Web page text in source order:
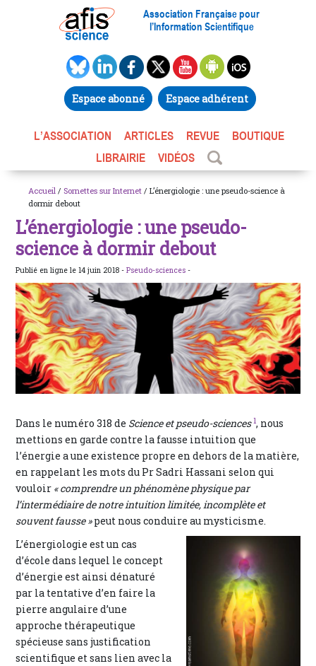
Association Française pour
l’Information Scientifique
Espace abonné Espace adhérent
L’ASSOCIATION ARTICLES REVUE
BOUTIQUE
LIBRAIRIE
VIDÉOS
Accueil / Sornettes sur Internet / L’énergiologie : une pseudo-science à
dormir debout
L’énergiologie : une pseudo-
science à dormir debout
Publié en ligne le 14 juin 2018 -Pseudo-sciences -
Dans le numéro 318 de Science et pseudo-sciences 1, nous
mettions en garde contre la fausse intuition que
l’énergie a une existence propre en dehors de la matière,
en rappelant les mots du Pr Sadri Hassani selon qui
vouloir « comprendre un phénomène physique par
l’intermédiaire de notre intuition limitée, incomplète et
souvent fausse »peut nous conduire au mysticisme.
L’énergiologie est un cas
d’école dans lequel le concept
d’énergie est ainsi dénaturé
par la tentative d’en faire la
pierre angulaire d’une
approche thérapeutique
spécieuse sans justification
scientifique et sans lien avec la